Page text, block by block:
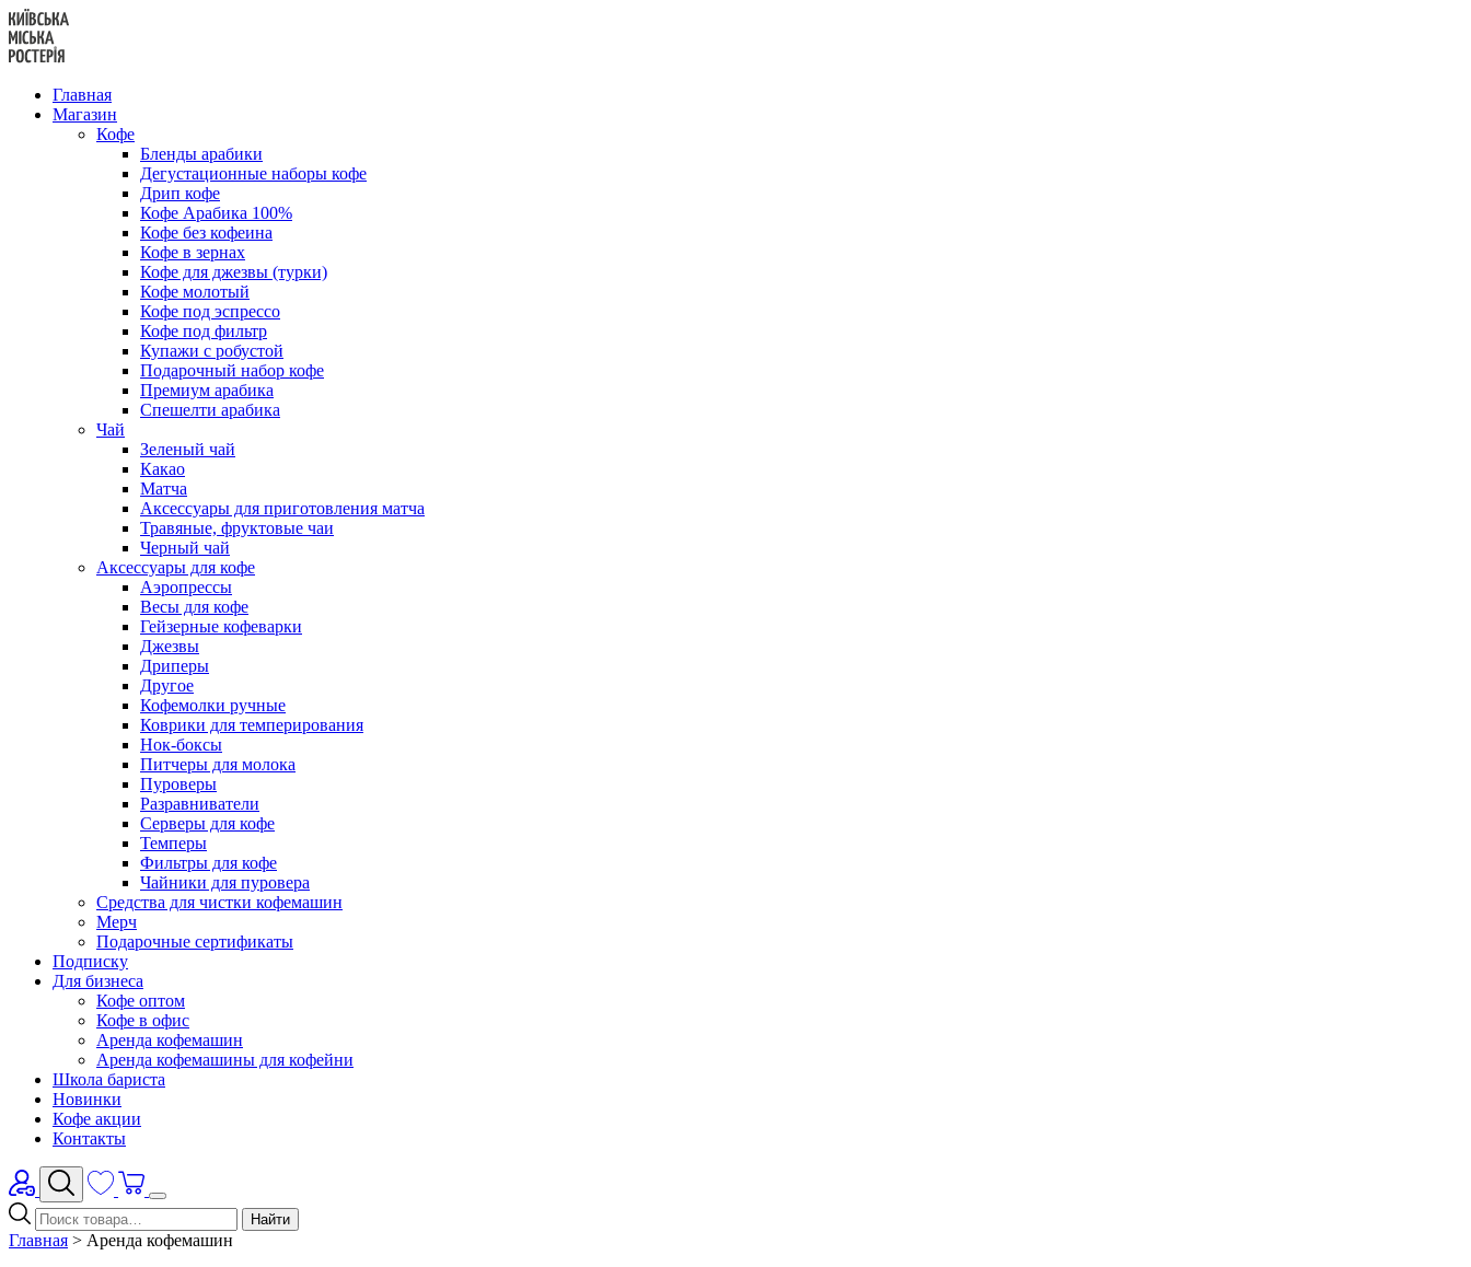
Перейти
к
содержанию
Главная
Магазин
Кофе
Бленды арабики
Дегустационные наборы кофе
Дрип кофе
Кофе Арабика 100%
Кофе без кофеина
Кофе в зернах
Кофе для джезвы (турки)
Кофе молотый
Кофе под эспрессо
Кофе под фильтр
Купажи с робустой
Подарочный набор кофе
Премиум арабика
Спешелти арабика
Чай
Зеленый чай
Какао
Матча
Аксессуары для приготовления матча
Травяные, фруктовые чаи
Черный чай
Аксессуары для кофе
Аэропрессы
Весы для кофе
Гейзерные кофеварки
Джезвы
Дриперы
Другое
Кофемолки ручные
Коврики для темперирования
Нок-боксы
Питчеры для молока
Пуроверы
Разравниватели
Серверы для кофе
Темперы
Фильтры для кофе
Чайники для пуровера
Средства для чистки кофемашин
Мерч
Подарочные сертификаты
Подписку
Для бизнеса
Кофе оптом
Кофе в офис
Аренда кофемашин
Аренда кофемашины для кофейни
Школа бариста
Новинки
Кофе акции
Контакты
Найти
Главная > Аренда кофемашин